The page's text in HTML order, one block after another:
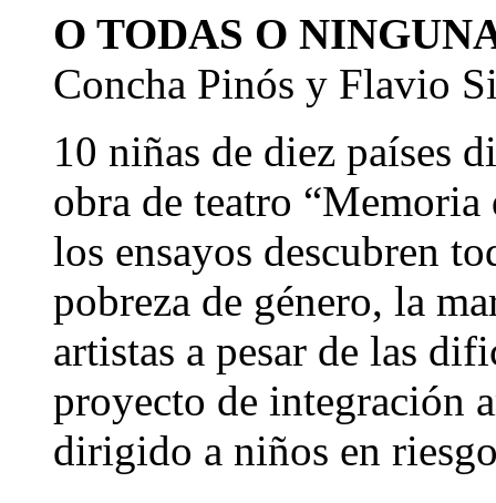
O TODAS O
Concha Pinós y Flavio
10 niñas de diez paí­ses
obra de teatro
los ensayos descubren
pobreza de género, la
artistas a pesar de las
proyecto de integración
dirigido a niños en